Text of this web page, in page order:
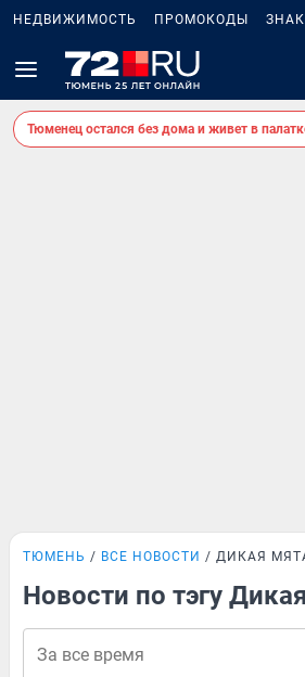
НЕДВИЖИМОСТЬ ПРОМОКОДЫ
Тюменец остался без дома и живет в
ТЮМЕНЬ ВСЕ НОВОСТИ ДИКАЯ
Новости по тэгу